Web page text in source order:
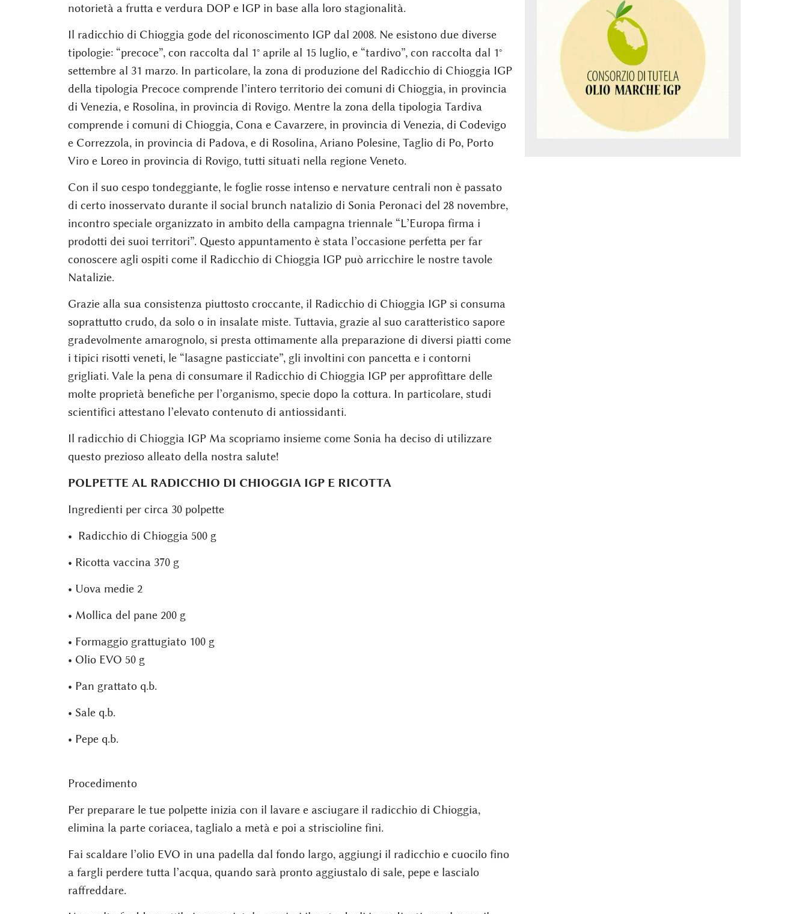
notorietà a frutta e verdura DOP e IGP in base alla loro stagionalità.
Il radicchio di Chioggia gode del riconoscimento IGP dal 2008. Ne esistono due diverse
tipologie: “precoce”, con raccolta dal 1° aprile al 15 luglio, e “tardivo”, con raccolta dal 1°
settembre al 31 marzo. In particolare, la zona di produzione del Radicchio di Chioggia IGP
della tipologia Precoce comprende l’intero territorio dei comuni di Chioggia, in provincia
di Venezia, e Rosolina, in provincia di Rovigo. Mentre la zona della tipologia Tardiva
comprende i comuni di Chioggia, Cona e Cavarzere, in provincia di Venezia, di Codevigo
e Correzzola, in provincia di Padova, e di Rosolina, Ariano Polesine, Taglio di Po, Porto
Viro e Loreo in provincia di Rovigo, tutti situati nella regione Veneto.
Con il suo cespo tondeggiante, le foglie rosse intenso e nervature centrali non è passato
di certo inosservato durante il social brunch natalizio di Sonia Peronaci del 28 novembre,
incontro speciale organizzato in ambito della campagna triennale “L’Europa firma i
prodotti dei suoi territori”. Questo appuntamento è stata l’occasione perfetta per far
conoscere agli ospiti come il Radicchio di Chioggia IGP può arricchire le nostre tavole
Natalizie.
Grazie alla sua consistenza piuttosto croccante, il Radicchio di Chioggia IGP si consuma
soprattutto crudo, da solo o in insalate miste. Tuttavia, grazie al suo caratteristico sapore
gradevolmente amarognolo, si presta ottimamente alla preparazione di diversi piatti come
i tipici risotti veneti, le “lasagne pasticciate”, gli involtini con pancetta e i contorni
grigliati. Vale la pena di consumare il Radicchio di Chioggia IGP per approfittare delle
molte proprietà benefiche per l’organismo, specie dopo la cottura. In particolare, studi
scientifici attestano l’elevato contenuto di antiossidanti.
Il radicchio di Chioggia IGP Ma scopriamo insieme come Sonia ha deciso di utilizzare
questo prezioso alleato della nostra salute!
POLPETTE AL RADICCHIO DI CHIOGGIA IGP E RICOTTA
Ingredienti per circa 30 polpette
• Radicchio di Chioggia 500 g
• Ricotta vaccina 370 g
• Uova medie 2
• Mollica del pane 200 g
• Formaggio grattugiato 100 g
• Olio EVO 50 g
• Pan grattato q.b.
• Sale q.b.
• Pepe q.b.
Procedimento
Per preparare le tue polpette inizia con il lavare e asciugare il radicchio di Chioggia,
elimina la parte coriacea, taglialo a metà e poi a striscioline fini.
Fai scaldare l’olio EVO in una padella dal fondo largo, aggiungi il radicchio e cuocilo fino
a fargli perdere tutta l’acqua, quando sarà pronto aggiustalo di sale, pepe e lascialo
raffreddare.